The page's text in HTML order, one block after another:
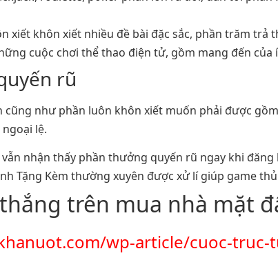
xiết khôn xiết nhiều đề bài đặc sắc, phần trăm trả
cuộc chơi thể thao điện tử, gồm mang đến
rũ
như phần luôn khôn xiết muốn phải được
lệ.
nhận thấy phần thưởng quyến rũ ngay khi đăng
Tặng Kèm thường xuyên được xử lí giúp game
trên mua nhà mặt
wp-article/cuoc-truc-